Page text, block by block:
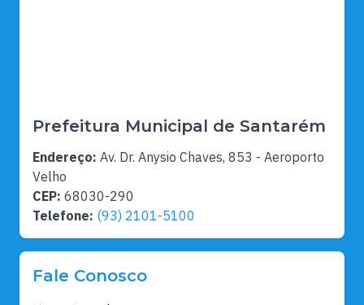
Prefeitura Municipal de Santarém
Endereço: Av. Dr. Anysio Chaves, 853 - Aeroporto
Velho
CEP: 68030-290
Telefone: (93) 2101-5100
Fale Conosco